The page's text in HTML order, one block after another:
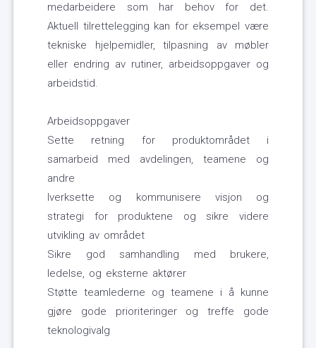
medarbeidere som har behov for det.
Aktuell tilrettelegging kan for eksempel være
tekniske hjelpemidler, tilpasning av møbler
eller endring av rutiner, arbeidsoppgaver og
arbeidstid.
Arbeidsoppgaver
Sette retning for produktområdet i
samarbeid med avdelingen, teamene og
andre
Iverksette og kommunisere visjon og
strategi for produktene og sikre videre
utvikling av området
Sikre god samhandling med brukere,
ledelse, og eksterne aktører
Støtte teamlederne og teamene i å kunne
gjøre gode prioriteringer og treffe gode
teknologivalg